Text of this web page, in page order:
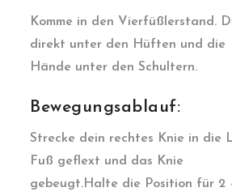
Komme in den Vierfüßlerstand.
direkt unter den Hüften und die
Hände unter den Schultern.
Bewegungsablauf:
Strecke dein rechtes Knie in die
Fuß geflext und das Knie
gebeugt.Halte die Position für 2